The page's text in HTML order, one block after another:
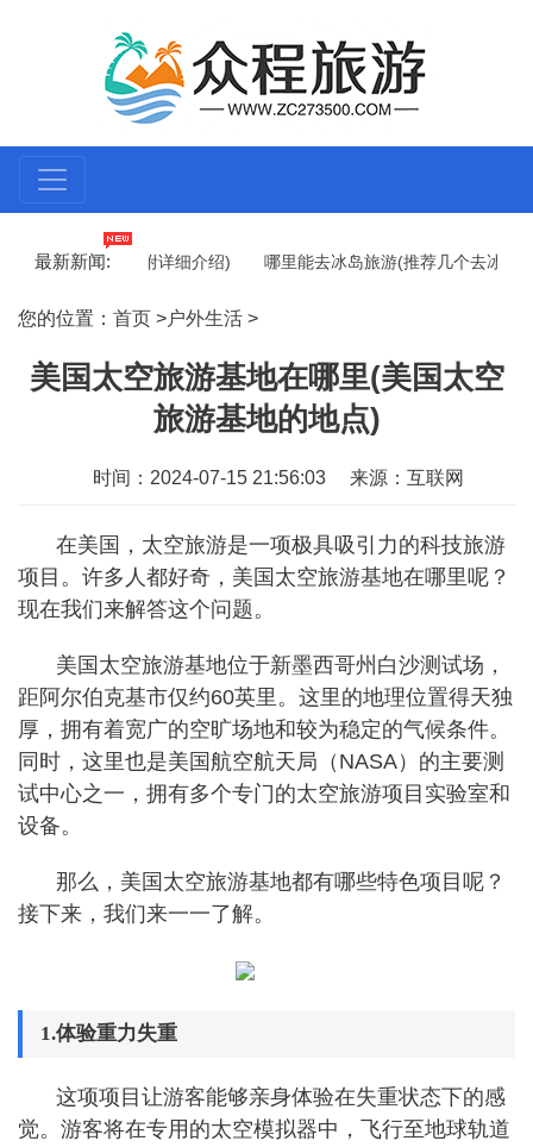
最新新闻:
旅游团在哪里(附详细介绍) 哪里能去冰岛旅游(推荐几个去冰岛旅
地) 每年都想去哪里旅游英语(我的旅游心愿清单)
您的位置： 首页 >户外生活 >
美国太空旅游基地在哪里(美国太空
旅游基地的地点)
时间：2024-07-15 21:56:03 来源：互联网
在美国，太空旅游是一项极具吸引力的科技旅游
项目。许多人都好奇，美国太空旅游基地在哪里呢？
现在我们来解答这个问题。
美国太空旅游基地位于新墨西哥州白沙测试场，
距阿尔伯克基市仅约60英里。这里的地理位置得天独
厚，拥有着宽广的空旷场地和较为稳定的气候条件。
同时，这里也是美国航空航天局（NASA）的主要测
试中心之一，拥有多个专门的太空旅游项目实验室和
设备。
那么，美国太空旅游基地都有哪些特色项目呢？
接下来，我们来一一了解。
1.体验重力失重
这项项目让游客能够亲身体验在失重状态下的感
觉。游客将在专用的太空模拟器中，飞行至地球轨道